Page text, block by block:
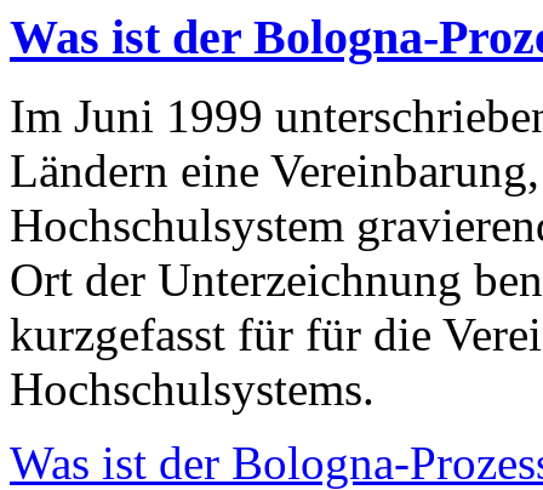
Was ist der Bologna-
Im Juni 1999
Ländern eine
Hochschulsystem
Ort der Unterzeichnung
kurzgefasst für für die
Hochschulsystems.
Was ist der Bologna-